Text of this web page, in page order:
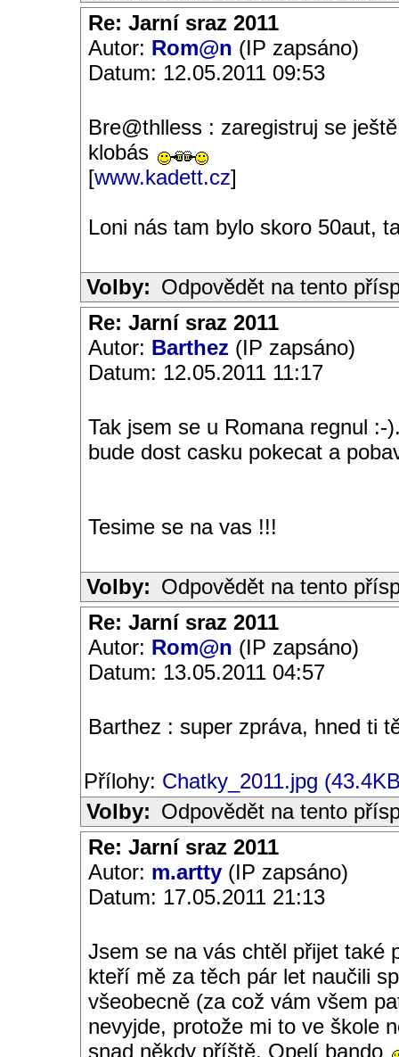
Re: Jarní sraz 2011
Autor: Rom@n (IP zapsáno)
Datum: 12.05.2011 09:53
Bre@thlless : zaregistruj se
klobás
[www.kadett.cz]
Loni nás tam bylo skoro 50aut,
Volby: Odpovědět na tento
Re: Jarní sraz 2011
Autor: Barthez (IP zapsáno)
Datum: 12.05.2011 11:17
Tak jsem se u Romana regnul
bude dost casku pokecat a
Tesime se na vas !!!
Volby: Odpovědět na tento
Re: Jarní sraz 2011
Autor: Rom@n (IP zapsáno)
Datum: 13.05.2011 04:57
Barthez : super zpráva, hned ti
Přílohy: Chatky_2011.jpg
Volby: Odpovědět na tento
Re: Jarní sraz 2011
Autor: m.artty (IP zapsáno)
Datum: 17.05.2011 21:13
Jsem se na vás chtěl přijet také
kteří mě za těch pár let naučili
všeobecně (za což vám všem
nevyjde, protože mi to ve škole
snad někdy příště, Opelí bando